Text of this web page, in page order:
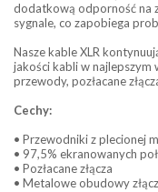
dodatkową odporność na
sygnale, co zapobiega
Nasze kable XLR
jakości kabli w najlepszym
przewody, pozłacane
Cechy:
• Przewodniki z plecionej
• 97,5% ekranowanych
• Pozłacane złącza
• Metalowe obudowy